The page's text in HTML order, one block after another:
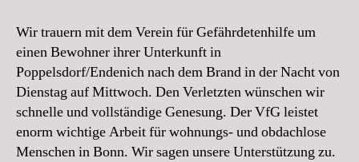
Wir trauern mit dem Verein für Gefährdetenhilfe um
einen Bewohner ihrer Unterkunft in
Poppelsdorf/Endenich nach dem Brand in der Nacht von
Dienstag auf Mittwoch. Den Verletzten wünschen wir
schnelle und vollständige Genesung. Der VfG leistet
enorm wichtige Arbeit für wohnungs- und obdachlose
Menschen in Bonn. Wir sagen unsere Unterstützung zu.